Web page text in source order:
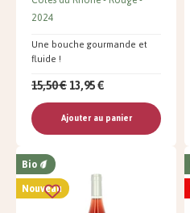
Une bouche gourmande et
fluide !
2024
15,50 €13,95 €
Ajouter au panier
Bio
Nouveau